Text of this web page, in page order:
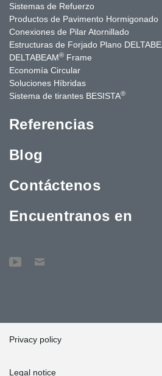
Sistemas de Refuerzo
Productos de Pavimento Hormigonado
Conexiones de Pilar Atornillado
Estructuras de Forjado Plano
DELTABEAM® Frame
Economía Circular
Soluciones Híbridas
Sistema de tirantes BESISTA®
Referencias
Blog
Contáctenos
Encuentranos en
Privacy policy
Legal notice